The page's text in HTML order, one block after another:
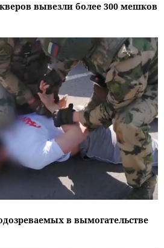
вывезли более 300 мешков
в вымогательстве